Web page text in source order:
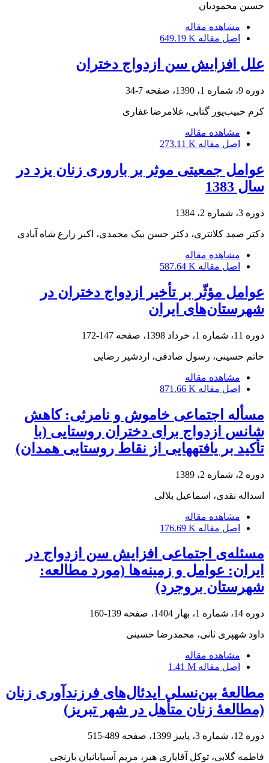
حسین محمودیان
مشاهده مقاله
اصل مقاله 649.19 K
علل افزایش سن ازدواج دختران
دوره 9، شماره 1، 1390، صفحه 7-34
کرم حبیب‌پور گتابی، غلامرضا غفاری
مشاهده مقاله
اصل مقاله 273.11 K
عوامل جمعیتی موثر بر باروری زنان یزد در
سال 1383
دوره 3، شماره 2، 1384
دکتر صمد کلانتری، دکتر حسن بیک محمدی، اکبر زارع شاه آبادی
مشاهده مقاله
اصل مقاله 587.64 K
عوامل مؤثّر بر تأخیر ازدواج دختران در
شهرستان‌های ایران
دوره 11، شماره 1، خرداد 1398، صفحه 147-172
حاتم حسینی، رسول صادقی، اردشیر رضایی
مشاهده مقاله
اصل مقاله 871.66 K
مسأله اجتماعی خاموش و نامرئی: کاهش
شانس ازدواج برای دختران روستایی (با
تأکید بر یافته‏هایی از نقاط روستایی همدان)
دوره 2، شماره 2، 1389
اسداله نقدی، اسماعیل بلالی
مشاهده مقاله
اصل مقاله 176.69 K
مسئله‌ی اجتماعی افزایش سن ازدواج در
ایران: عوامل و زمینه‌ها (مورد مطالعه:
شهرستان بروجرد)
دوره 14، شماره 1، بهار 1404، صفحه 139-160
داود شهپری ثانی، محمدرضا حسینی
مشاهده مقاله
اصل مقاله 1.41 M
مطالعۀ بین‌نسلی ایدئال‌های فرزندآوری زنان
(مطالعۀ زنان متأهل در شهر تبریز)
دوره 12، شماره 3، پاییز 1399، صفحه 489-515
فاطمه گلابی، توکل آقایاری هیر، مریم آسیابانیان بارنجی